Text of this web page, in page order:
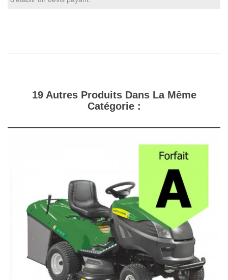
19 Autres Produits Dans La Même
Catégorie :